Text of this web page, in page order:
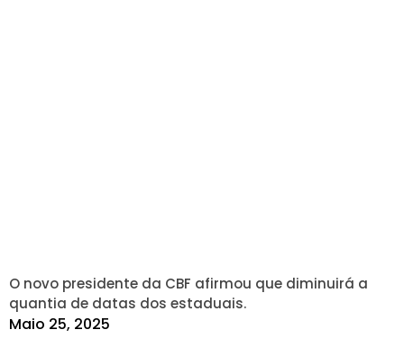
O novo presidente da CBF afirmou que diminuirá a
quantia de datas dos estaduais.
Maio 25, 2025